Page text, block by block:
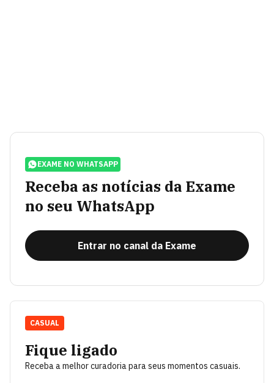
EXAME NO WHATSAPP
Receba as notícias da Exame
no seu WhatsApp
Entrar no canal da Exame
Fique ligado
Receba a melhor curadoria para seus momentos casuais.
CASUAL